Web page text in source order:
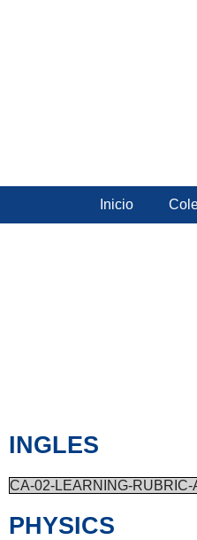
Inicio
INGLES
CA-02-LEARNING-
PHYSICS